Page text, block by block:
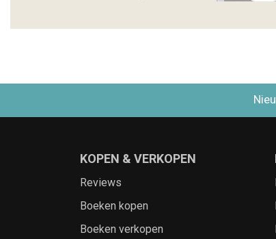
KOPEN & VERKOPEN
Reviews
Boeken kopen
Boeken verkopen